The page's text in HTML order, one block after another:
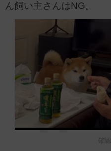
ん飼い主さんはNG。
確